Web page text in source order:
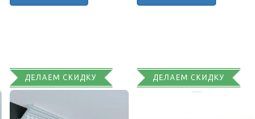
ДЕЛАЕМ СКИДКУ ДЕЛАЕМ СКИДКУ